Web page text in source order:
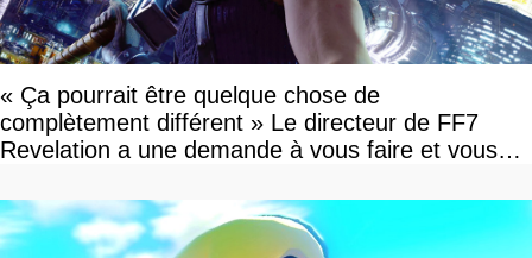
« Ça pourrait être quelque chose de
complètement différent » Le directeur de FF7
Revelation a une demande à vous faire et vous